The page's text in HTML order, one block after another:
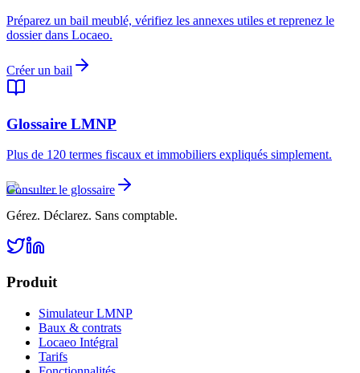
Préparez un bail meublé, vérifiez les annexes utiles et reprenez le
dossier dans Locaeo.
Créer un bail
Glossaire LMNP
Plus de 120 termes fiscaux et immobiliers expliqués simplement.
Consulter le glossaire
Gérez. Déclarez. Sans comptable.
Produit
Simulateur LMNP
Baux & contrats
Locaeo Intégral
Tarifs